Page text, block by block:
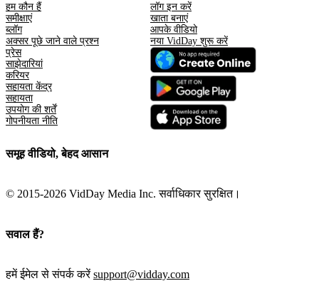
हम कौन हैं
समीक्षाएं
ब्लॉग
अक्सर पूछे जाने वाले प्रश्न
प्रेस
साझेदारियां
करियर
सहायता केंद्र
सहायता
उपयोग की शर्तें
गोपनीयता नीति
लॉग इन करें
खाता बनाएं
आपके वीडियो
नया VidDay शुरू करें
समूह वीडियो, बेहद आसान
© 2015-2026 VidDay Media Inc. सर्वाधिकार सुरक्षित।
सवाल हैं?
हमें ईमेल से संपर्क करें support@vidday.com